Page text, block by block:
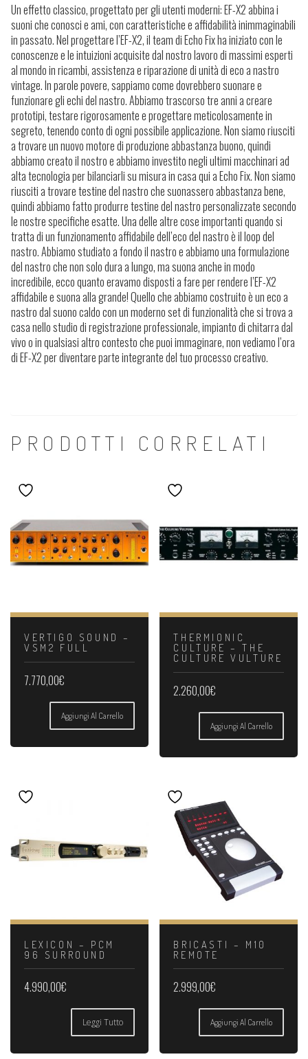
Un effetto classico, progettato per gli utenti moderni: EF-X2 abbina i
suoni che conosci e ami, con caratteristiche e affidabilità inimmaginabili
in passato. Nel progettare l’EF-X2, il team di Echo Fix ha iniziato con le
conoscenze e le intuizioni acquisite dal nostro lavoro di massimi esperti
al mondo in ricambi, assistenza e riparazione di unità di eco a nastro
vintage. In parole povere, sappiamo come dovrebbero suonare e
funzionare gli echi del nastro. Abbiamo trascorso tre anni a creare
prototipi, testare rigorosamente e progettare meticolosamente in
segreto, tenendo conto di ogni possibile applicazione. Non siamo riusciti
a trovare un nuovo motore di produzione abbastanza buono, quindi
abbiamo creato il nostro e abbiamo investito negli ultimi macchinari ad
alta tecnologia per bilanciarli su misura in casa qui a Echo Fix. Non siamo
riusciti a trovare testine del nastro che suonassero abbastanza bene,
quindi abbiamo fatto produrre testine del nastro personalizzate secondo
le nostre specifiche esatte. Una delle altre cose importanti quando si
tratta di un funzionamento affidabile dell’eco del nastro è il loop del
nastro. Abbiamo studiato a fondo il nastro e abbiamo una formulazione
del nastro che non solo dura a lungo, ma suona anche in modo
incredibile, ecco quanto eravamo disposti a fare per rendere l’EF-X2
affidabile e suona alla grande! Quello che abbiamo costruito è un eco a
nastro dal suono caldo con un moderno set di funzionalità che si trova a
casa nello studio di registrazione professionale, impianto di chitarra dal
vivo o in qualsiasi altro contesto che puoi immaginare, non vediamo l’ora
di EF-X2 per diventare parte integrante del tuo processo creativo.
PRODOTTI CORRELATI
VERTIGO SOUND –
VSM2 FULL
7.770,00€
Aggiungi Al Carrello
THERMIONIC
CULTURE – THE
CULTURE VULTURE
2.260,00€
Aggiungi Al Carrello
LEXICON – PCM
96 SURROUND
4.990,00€
Leggi Tutto
BRICASTI – M10
REMOTE
2.999,00€
Aggiungi Al Carrello